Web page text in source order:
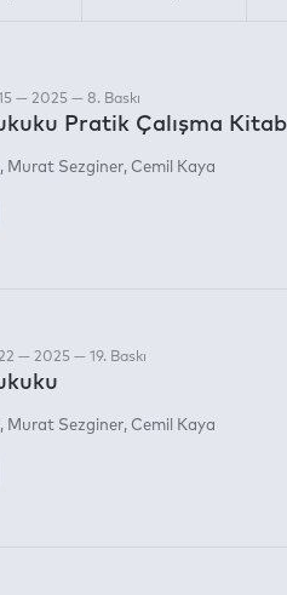
— 2025 — 8. Baskı
Pratik Çalışma
Murat Sezginer Cemil Kaya
— 2025 — 19. Baskı
Murat Sezginer Cemil Kaya